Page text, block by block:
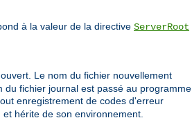
à la valeur de la directive ServerRoot
Le nom du fichier nouvellement
fichier journal est passé au programme
enregistrement de codes d'erreur
hérite de son environnement.